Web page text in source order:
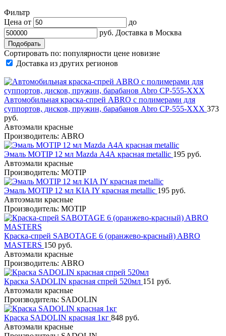
Фильтр
Цена от
до
руб. Доставка в Москва
Сортировать по: популярности цене новизне
Доставка из других регионов
Автомобильная краска-спрей ABRO с полимерами для
суппортов, дисков, пружин, барабанов Abro CP-555-XXX 373
руб.
Автоэмали красные
Производитель: ABRO
Эмаль MOTIP 12 мл Mazda А4А красная metallic 195 руб.
Автоэмали красные
Производитель: MOTIP
Эмаль MOTIP 12 мл KIA IY красная metallic 195 руб.
Автоэмали красные
Производитель: MOTIP
Краска-спрей SABOTAGE 6 (оранжево-красный) ABRO
MASTERS 150 руб.
Автоэмали красные
Производитель: ABRO
Краска SADOLIN красная спрей 520мл 151 руб.
Автоэмали красные
Производитель: SADOLIN
Краска SADOLIN красная 1кг 848 руб.
Автоэмали красные